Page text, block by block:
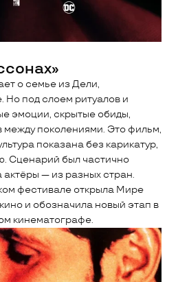
о семье из Дели,
Но под слоем ритуалов и
эмоции, скрытые обиды,
между поколениями. Это фильм,
показана без карикатур,
Сценарий был частично
— из разных стран.
фестивале открыла Мире
и обозначила новый этап в
кинематографе.